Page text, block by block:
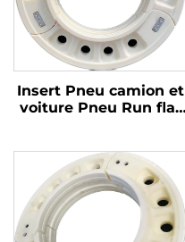
Insert Pneu camion et
voiture Pneu Run flat
R19 R20